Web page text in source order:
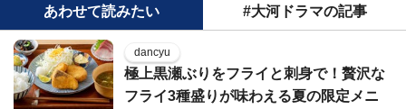
あわせて読みたい #大河ドラマの記事
dancyu
極上黒瀬ぶりをフライと刺身で！贅沢な
フライ3種盛りが味わえる夏の限定メニ